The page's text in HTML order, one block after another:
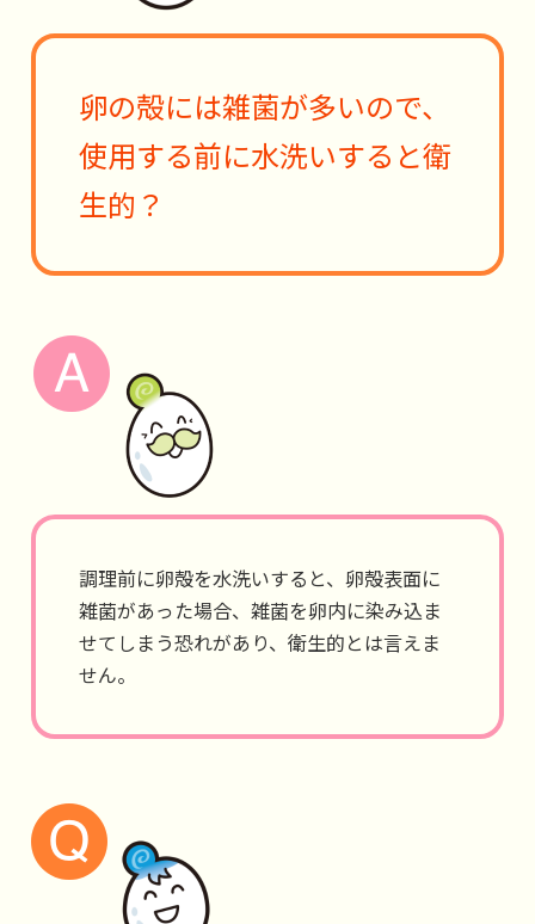
卵の殻には雑菌が多いので、
使用する前に水洗いすると衛
生的？
調理前に卵殻を水洗いすると、卵殻表面に
雑菌があった場合、雑菌を卵内に染み込ま
せてしまう恐れがあり、衛生的とは言えま
せん。